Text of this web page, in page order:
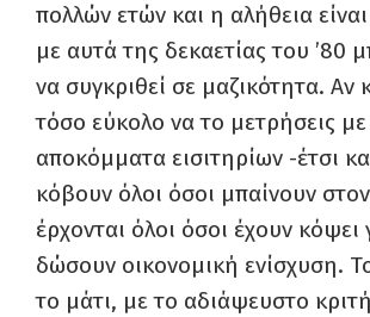
πολλών ετών και η αλήθεια
με αυτά της δεκαετίας του ’80
να συγκριθεί σε μαζικότητα. Αν
τόσο εύκολο να το μετρήσεις με
αποκόμματα εισιτηρίων -έτσι
κόβουν όλοι όσοι μπαίνουν
έρχονται όλοι όσοι έχουν κόψει
δώσουν οικονομική ενίσχυση.
το μάτι, με το αδιάψευστο